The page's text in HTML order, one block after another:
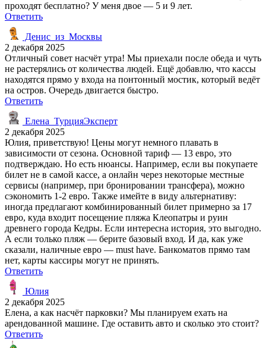
проходят бесплатно? У меня двое — 5 и 9 лет.
Ответить
Денис_из_Москвы
2 декабря 2025
Отличный совет насчёт утра! Мы приехали после обеда и чуть
не растерялись от количества людей. Ещё добавлю, что кассы
находятся прямо у входа на понтонный мостик, который ведёт
на остров. Очередь двигается быстро.
Ответить
Елена_ТурцияЭксперт
2 декабря 2025
Юлия, приветствую! Цены могут немного плавать в
зависимости от сезона. Основной тариф — 13 евро, это
подтверждаю. Но есть нюансы. Например, если вы покупаете
билет не в самой кассе, а онлайн через некоторые местные
сервисы (например, при бронировании трансфера), можно
сэкономить 1-2 евро. Также имейте в виду альтернативу:
иногда предлагают комбинированный билет примерно за 17
евро, куда входит посещение пляжа Клеопатры и руин
древнего города Кедры. Если интересна история, это выгодно.
А если только пляж — берите базовый вход. И да, как уже
сказали, наличные евро — must have. Банкоматов прямо там
нет, карты кассиры могут не принять.
Ответить
Юлия
2 декабря 2025
Елена, а как насчёт парковки? Мы планируем ехать на
арендованной машине. Где оставить авто и сколько это стоит?
Ответить